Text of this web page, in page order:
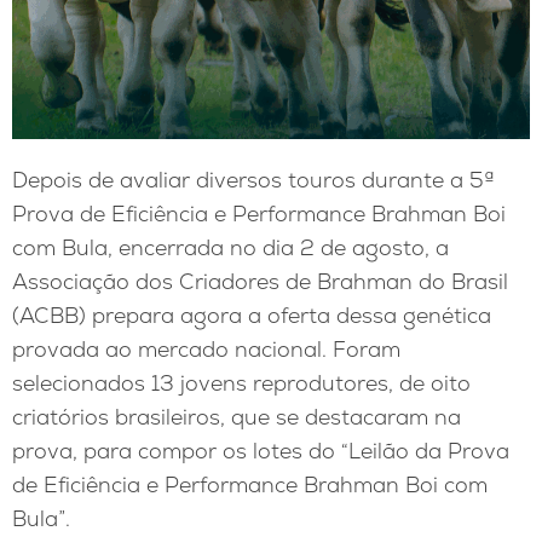
Depois de avaliar diversos touros durante a 5ª
Prova de Eficiência e Performance Brahman Boi
com Bula, encerrada no dia 2 de agosto, a
Associação dos Criadores de Brahman do Brasil
(ACBB) prepara agora a oferta dessa genética
provada ao mercado nacional. Foram
selecionados 13 jovens reprodutores, de oito
criatórios brasileiros, que se destacaram na
prova, para compor os lotes do “Leilão da Prova
de Eficiência e Performance Brahman Boi com
Bula”.